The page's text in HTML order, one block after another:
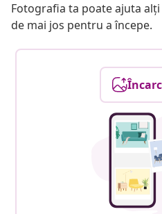
Fotografia ta poate ajuta
de mai jos pentru a începe.